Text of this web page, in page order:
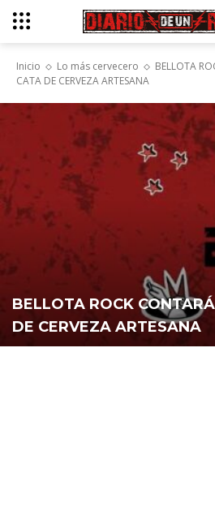
Inicio Lo más cervecero
BELLOTA
CATA DE CERVEZA ARTESANA
BELLOTA ROCK
DE CERVEZA ARTESANA